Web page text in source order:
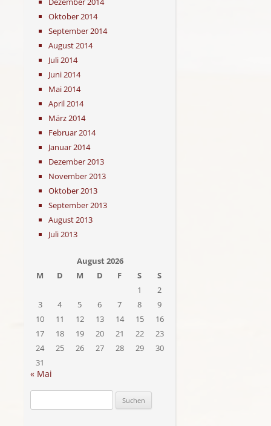
Oktober 2014
September 2014
August 2014
Juli 2014
Juni 2014
Mai 2014
April 2014
März 2014
Februar 2014
Januar 2014
Dezember 2013
November 2013
Oktober 2013
September 2013
August 2013
Juli 2013
August 2026
M
D M D F S
S
1
2
3
4 5 6 7 8
9
10
11 12 13 14 15
16
17
18 19 20 21 22
23
24
25 26 27 28 29
30
31
« Mai
nach: